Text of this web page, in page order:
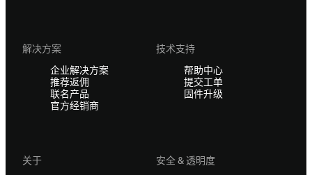
解决方案
企业解决方案
推荐返佣
联名产品
官方经销商
技术支持
帮助中心
提交工单
固件升级
关于
安全 & 透明度